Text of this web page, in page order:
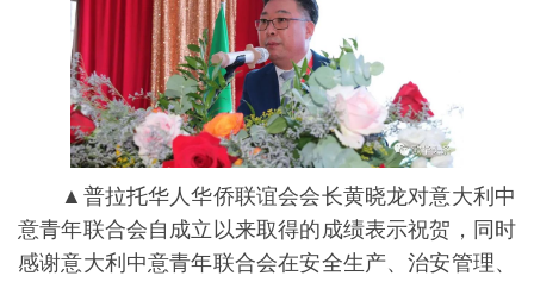
▲普拉托华人华侨联谊会会长黄晓龙对意大利中
意青年联合会自成立以来取得的成绩表示祝贺，同时
感谢意大利中意青年联合会在安全生产、治安管理、